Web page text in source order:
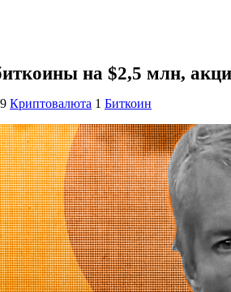
на $2,5 млн,
Криптовалюта 1 Биткоин